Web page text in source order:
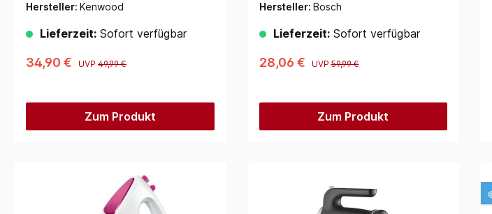
Hersteller: Kenwood
Lieferzeit: Sofort verfügbar
34,90 € UVP 49,99 €
Zum Produkt
Hersteller: Bosch
Lieferzeit:Sofort verfügbar
28,06 € UVP59,99 €
Zum Produkt